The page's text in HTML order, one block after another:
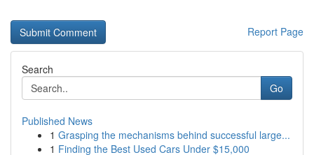
Report Page
Search
Go
Published News
1 Grasping the mechanisms behind successful large...
1 Finding the Best Used Cars Under $15,000